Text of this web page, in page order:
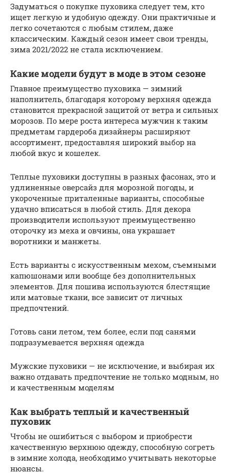
Задуматься о покупке пуховика следует тем, кто
ищет легкую и удобную одежду. Они практичные и
легко сочетаются с любым стилем, даже
классическим. Каждый сезон имеет свои тренды,
зима 2021/2022 не стала исключением.
Какие модели будут в моде в этом сезоне
Главное преимущество пуховика — зимний
наполнитель, благодаря которому верхняя одежда
становится прекрасной защитой от ветра и сильных
морозов. По мере роста интереса мужчин к таким
предметам гардероба дизайнеры расширяют
ассортимент, предоставляя широкий выбор на
любой вкус и кошелек.
Теплые пуховики доступны в разных фасонах, это и
удлиненные оверсайз для морозной погоды, и
укороченные приталенные варианты, способные
удачно вписаться в любой стиль. Для декора
производители используют преимущественно
оторочку из меха и овчины, она украшает
воротники и манжеты.
Есть варианты с искусственным мехом, съемными
капюшонами или вообще без дополнительных
элементов. Для пошива используются блестящие
или матовые ткани, все зависит от личных
предпочтений.
Готовь сани летом, тем более, если под санями
подразумевается верхняя одежда
Мужские пуховики — не исключение, и выбирая их
важно отдавать предпочтение не только модным, но
и качественным моделям
Как выбрать теплый и качественный
пуховик
Чтобы не ошибиться с выбором и приобрести
качественную верхнюю одежду, способную согреть
в зимние холода, необходимо учитывать некоторые
нюансы.